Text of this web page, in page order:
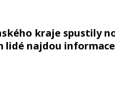
kraje spustily
lidé najdou